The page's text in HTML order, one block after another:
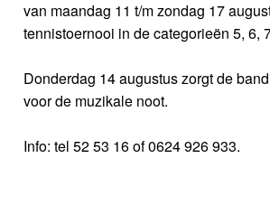
van maandag 11 t/m zondag 17
tennistoernooi in de categorieën 5, 6,
Donderdag 14 augustus zorgt de
voor de muzikale noot.
Info: tel 52 53 16 of 0624 926 933.